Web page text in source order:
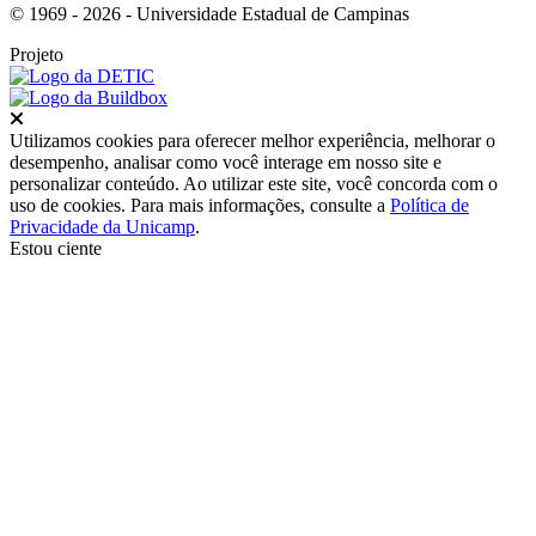
© 1969 - 2026 - Universidade Estadual de Campinas
Projeto
Utilizamos cookies para oferecer melhor experiência, melhorar o
desempenho, analisar como você interage em nosso site e
personalizar conteúdo. Ao utilizar este site, você concorda com o
uso de cookies. Para mais informações, consulte a Política de
Privacidade da Unicamp.
Estou ciente